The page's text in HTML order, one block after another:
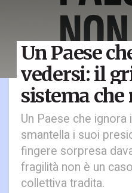
Un Paese
vedersi: il
sistema che
Un Paese che
smantella i suoi
fingere sorpresa
fragilità non è un
collettiva tradita.